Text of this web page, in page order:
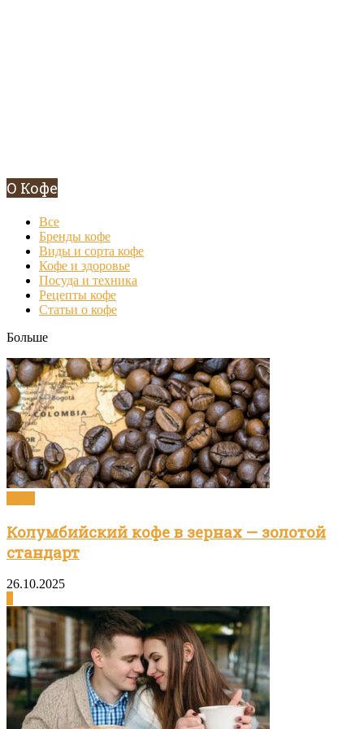
О Кофе
Все
Бренды кофе
Виды и сорта кофе
Кофе и здоровье
Посуда и техника
Рецепты кофе
Статьи о кофе
Больше
Колумбийский кофе в зернах — золотой
стандарт
26.10.2025